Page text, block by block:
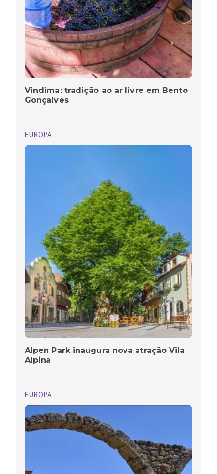
Vindima: tradição ao ar livre em Bento
Gonçalves
EUROPA
Alpen Park inaugura nova atração Vila
Alpina
EUROPA